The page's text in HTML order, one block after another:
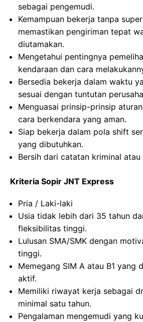
sebagai pengemudi.
Kemampuan bekerja tanpa
memastikan pengiriman tepat
diutamakan.
Mengetahui pentingnya
kendaraan dan cara
Bersedia bekerja dalam waktu
sesuai dengan tuntutan
Menguasai prinsip-prinsip
cara berkendara yang aman.
Siap bekerja dalam pola shift
yang dibutuhkan.
Bersih dari catatan kriminal
Kriteria Sopir JNT Express
Pria / Laki-laki
Usia tidak lebih dari 35 tahun
fleksibilitas tinggi.
Lulusan SMA/SMK dengan
tinggi.
Memegang SIM A atau B1 yang
aktif.
Memiliki riwayat kerja sebagai
minimal satu tahun.
Pengalaman mengemudi yang